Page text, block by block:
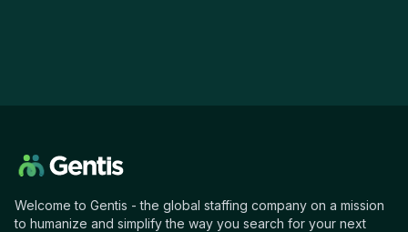
Welcome to Gentis - the global staffing company on a mission
to humanize and simplify the way you search for your next